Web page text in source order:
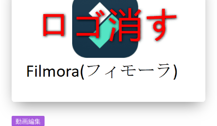
Posted
動画編集